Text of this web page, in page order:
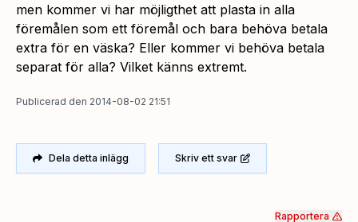
men kommer vi har möjligthet att plasta in alla
föremålen som ett föremål och bara behöva betala
extra för en väska? Eller kommer vi behöva betala
separat för alla? Vilket känns extremt.
Publicerad den 2014-08-02 21:51
Dela detta inlägg Skriv ett svar
Rapportera